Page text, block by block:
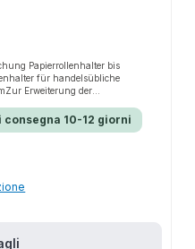
Papierrollenhalter bis
für handelsübliche
Erweiterung der
10-12 giorni